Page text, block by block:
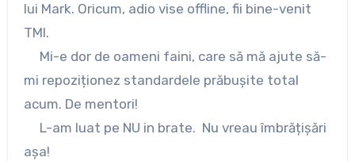
lui Mark. Oricum, adio vise offline, fii bine-venit
TMI.
Mi-e dor de oameni faini, care să mă ajute să-
mi repoziționez standardele prăbușite total
acum. De mentori!
L-am luat pe NU in brate. Nu vreau îmbrățișări
așa!